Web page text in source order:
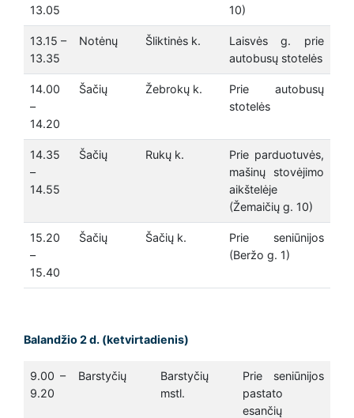
13.05
10)
13.15 –
13.35
Notėnų Šliktinės k.
Laisvės g. prie
autobusų stotelės
14.00
–
14.20
Šačių Žebrokų k.
Prie autobusų
stotelės
14.35
–
14.55
Šačių Rukų k.
Prie parduotuvės,
mašinų stovėjimo
aikštelėje
(Žemaičių g. 10)
15.20
–
15.40
Šačių Šačių k.
Prie seniūnijos
(Beržo g. 1)
Balandžio 2 d. (ketvirtadienis)
9.00 –
9.20
Barstyčių
Barstyčių
mstl.
Prie seniūnijos
pastato
esančių